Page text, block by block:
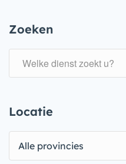
Zoeken
Locatie
Alle provincies